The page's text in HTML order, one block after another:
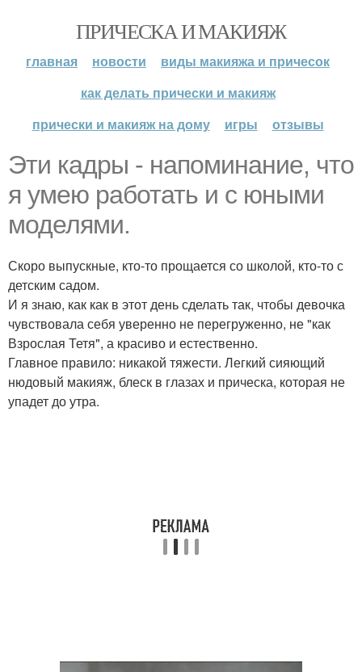
ПРИЧЕСКА И МАКИЯЖ
главная новости
виды макияжа и причесок
как делать прически и макияж
прически и макияж на дому
игры отзывы
Эти кадры - напоминание, что
я умею работать и с юными
моделями.
Скоро выпускные, кто-то прощается со школой, кто-то с
детским садом.
И я знаю, как как в этот день сделать так, чтобы девочка
чувствовала себя уверенно не перегруженно, не "как
Взрослая Тетя", а красиво и естественно.
Главное правило: никакой тяжести. Легкий сияющий
нюдовый макияж, блеск в глазах и прическа, которая не
упадет до утра.